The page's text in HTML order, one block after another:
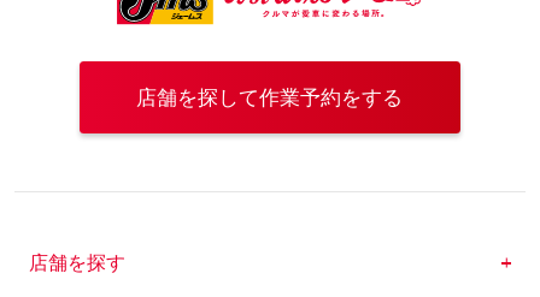
店舗を探して作業予約をする
店舗を探す